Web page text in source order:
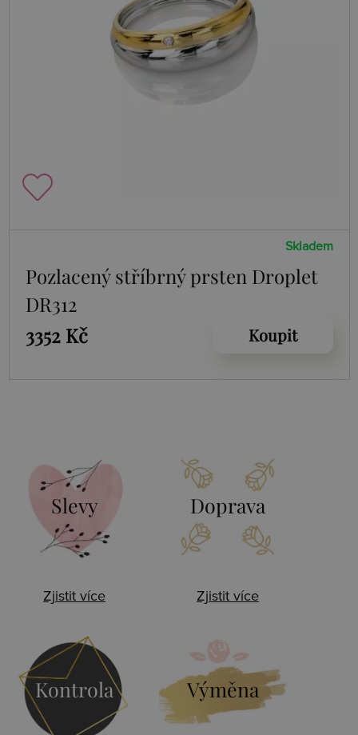
Skladem
Pozlacený stříbrný prsten Droplet
DR312
3352 Kč
Koupit
Slevy
Zjistit více
Doprava
Zjistit více
Kontrola Výměna